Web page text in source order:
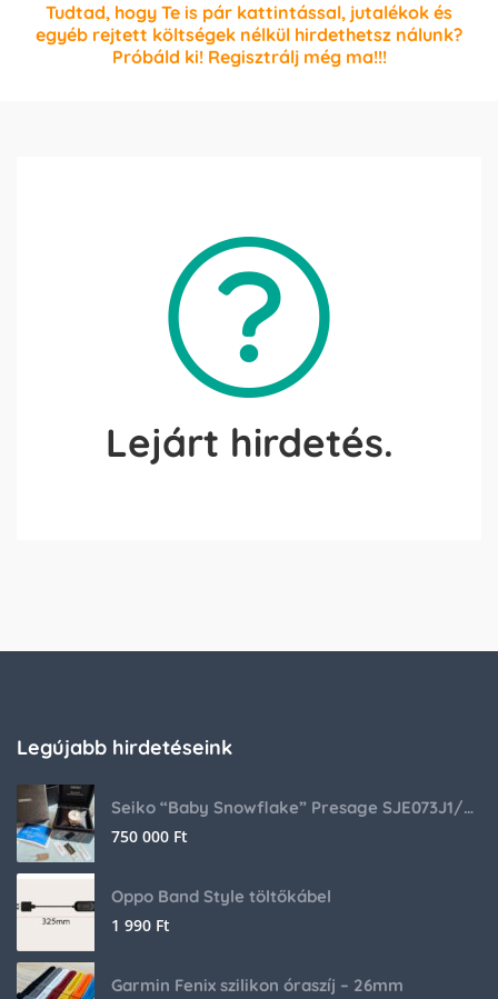
Tudtad, hogy Te is pár kattintással, jutalékok és
egyéb rejtett költségek nélkül hirdethetsz nálunk?
Próbáld ki! Regisztrálj még ma!!!
Lejárt hirdetés.
Legújabb hirdetéseink
Seiko “Baby Snowflake” Presage SJE073J1/SARA015 Limited Edition
750 000 Ft
Oppo Band Style töltőkábel
1 990 Ft
Garmin Fenix szilikon óraszíj – 26mm